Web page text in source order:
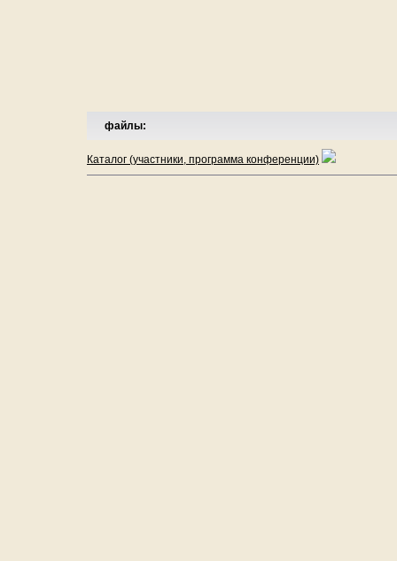
файлы:
Каталог (участники, программа конференции)